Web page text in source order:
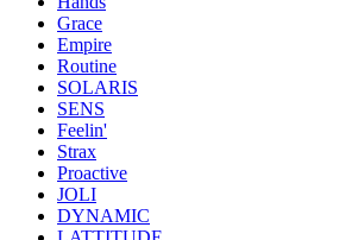
Grace
Empire
Routine
SOLARIS
SENS
Feelin'
Strax
Proactive
JOLI
DYNAMIC